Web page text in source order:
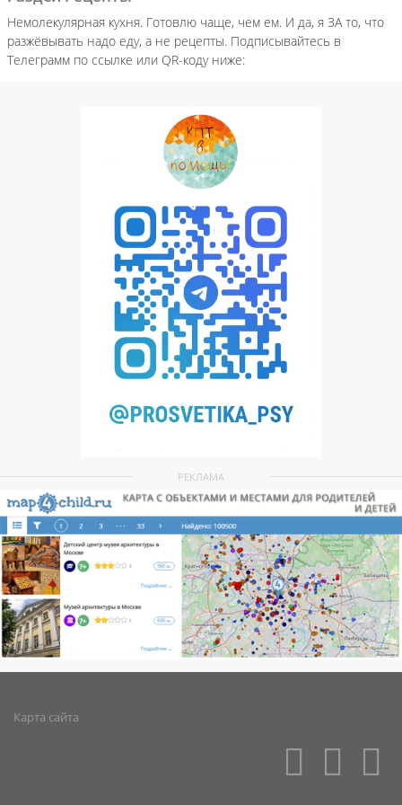
Немолекулярная кухня. Готовлю чаще, чем ем. И да, я ЗА то, что
разжёвывать надо еду, а не рецепты. Подписывайтесь в
Телеграмм по ссылке или QR-коду ниже:
РЕКЛАМА
Карта сайта